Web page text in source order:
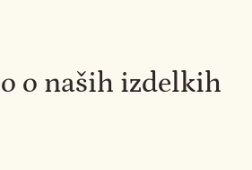
o naših izdelkih